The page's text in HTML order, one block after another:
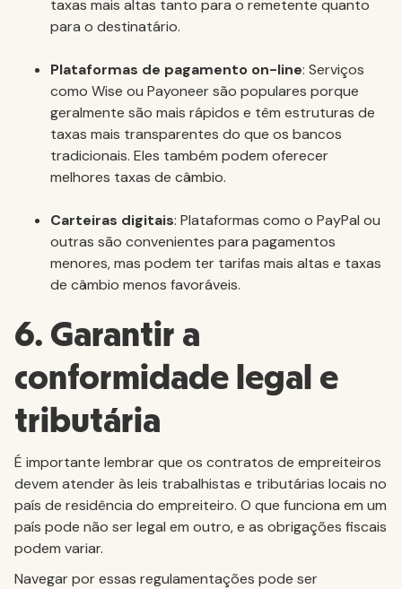
taxas mais altas tanto para o remetente quanto
para o destinatário.
Plataformas de pagamento on-line: Serviços
como Wise ou Payoneer são populares porque
geralmente são mais rápidos e têm estruturas de
taxas mais transparentes do que os bancos
tradicionais. Eles também podem oferecer
melhores taxas de câmbio.
Carteiras digitais: Plataformas como o PayPal ou
outras são convenientes para pagamentos
menores, mas podem ter tarifas mais altas e taxas
de câmbio menos favoráveis.
6. Garantir a
conformidade legal e
tributária
É importante lembrar que os contratos de empreiteiros
devem atender às leis trabalhistas e tributárias locais no
país de residência do empreiteiro. O que funciona em um
país pode não ser legal em outro, e as obrigações fiscais
podem variar.
Navegar por essas regulamentações pode ser